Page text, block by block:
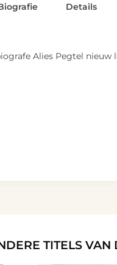
Alies Pegtel
Details
TITELS VAN